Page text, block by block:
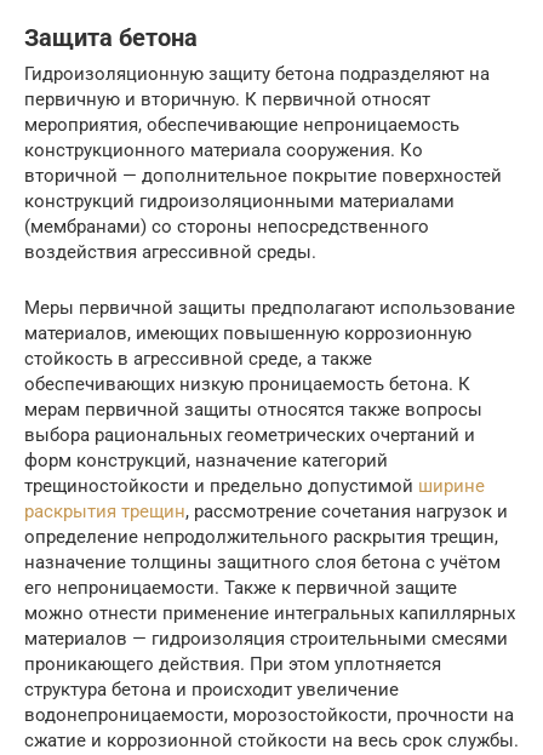
Защита бетона
Гидроизоляционную защиту бетона подразделяют на
первичную и вторичную. К первичной относят
мероприятия, обеспечивающие непроницаемость
конструкционного материала сооружения. Ко
вторичной — дополнительное покрытие поверхностей
конструкций гидроизоляционными материалами
(мембранами) со стороны непосредственного
воздействия агрессивной среды.
Меры первичной защиты предполагают использование
материалов, имеющих повышенную коррозионную
стойкость в агрессивной среде, а также
обеспечивающих низкую проницаемость бетона. К
мерам первичной защиты относятся также вопросы
выбора рациональных геометрических очертаний и
форм конструкций, назначение категорий
трещиностойкости и предельно допустимой ширине
раскрытия трещин, рассмотрение сочетания нагрузок и
определение непродолжительного раскрытия трещин,
назначение толщины защитного слоя бетона с учётом
его непроницаемости. Также к первичной защите
можно отнести применение интегральных капиллярных
материалов — гидроизоляция строительными смесями
проникающего действия. При этом уплотняется
структура бетона и происходит увеличение
водонепроницаемости, морозостойкости, прочности на
сжатие и коррозионной стойкости на весь срок службы.